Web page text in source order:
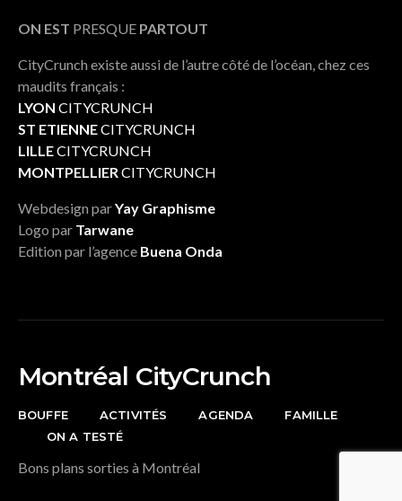
ON EST PRESQUE PARTOUT
CityCrunch existe aussi de l’autre côté de l’océan, chez ces
maudits français :
LYON CITYCRUNCH
ST ETIENNECITYCRUNCH
LILLECITYCRUNCH
MONTPELLIERCITYCRUNCH
Webdesign parYay Graphisme
Logo par Tarwane
Edition par l’agence Buena Onda
Montréal CityCrunch
BOUFFE ACTIVITÉS AGENDA
FAMILLE
ON A TESTÉ
Bons plans sorties à Montréal